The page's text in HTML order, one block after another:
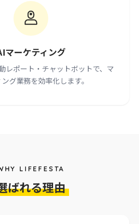
マーケティング
レポート・チャットボットで、マ
グ業務を効率化します。
LIFEFESTA
ばれる理由